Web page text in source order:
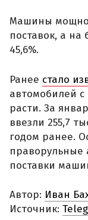
Машины
поставок, а
45,6%.
Ранее стало
автомобилей
расти. За
ввезли 255,7
годом ранее.
праворульные
поставки
Автор: Иван
Источник: